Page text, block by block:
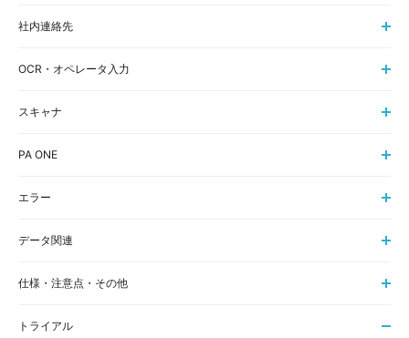
社内連絡先
OCR・オペレータ入力
スキャナ
PA ONE
エラー
データ関連
仕様・注意点・その他
トライアル